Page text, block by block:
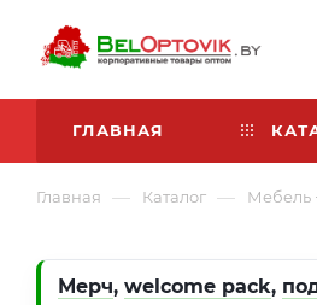
ГЛАВНАЯ
Главная — Каталог — Мебель
Мерч, welcome pack,